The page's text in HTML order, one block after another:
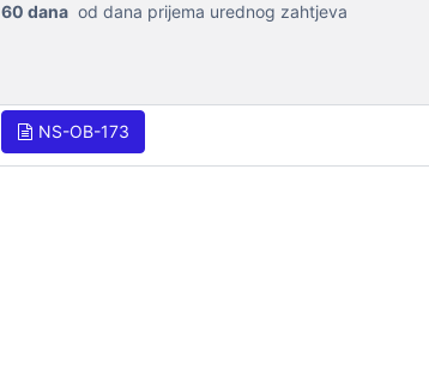
60 danaod dana prijema urednog zahtjeva
NS-OB-173